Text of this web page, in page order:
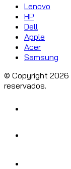
Lenovo
HP
Dell
Apple
Acer
Samsung
© Copyright 2026
reservados.